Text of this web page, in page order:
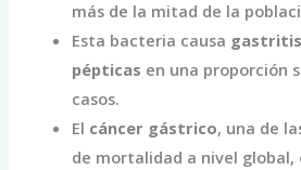
más de la mitad de la
Esta bacteria causa
pépticas en una proporción
casos.
El cáncer gástrico, una de
de mortalidad a nivel